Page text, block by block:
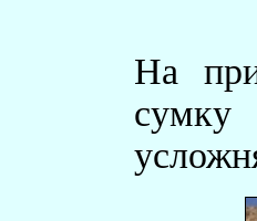
На
сумку